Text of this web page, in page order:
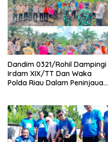
Dandim 0321/Rohil Dampingi
Irdam XIX/TT Dan Waka
Polda Riau Dalam Peninjauan